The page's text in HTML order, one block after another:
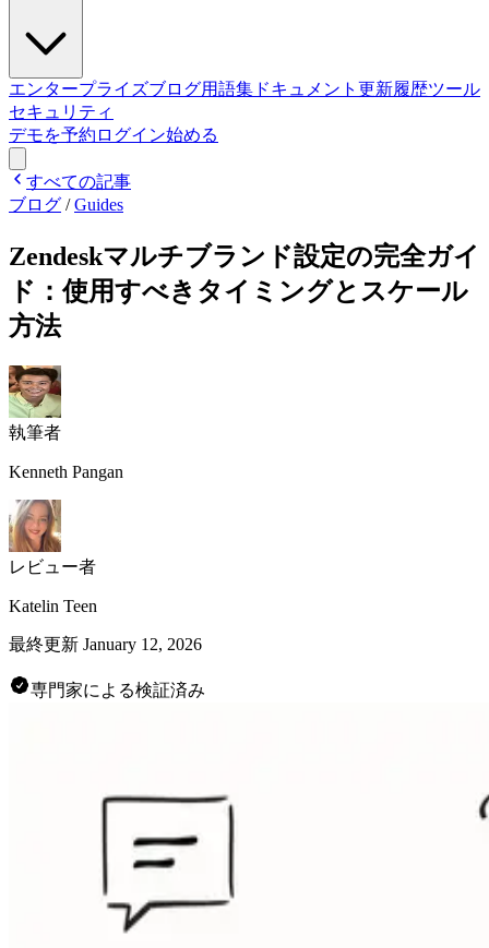
エンタープライズブログ用語集 ドキュメント 更新履歴ツール
セキュリティ
デモを予約 ログイン始める
すべての記事
ブログ /Guides
Zendeskマルチブランド設定の完全ガイ
ド：使用すべきタイミングとスケール
方法
執筆者
Kenneth Pangan
レビュー者
Katelin Teen
最終更新 January 12, 2026
専門家による検証済み